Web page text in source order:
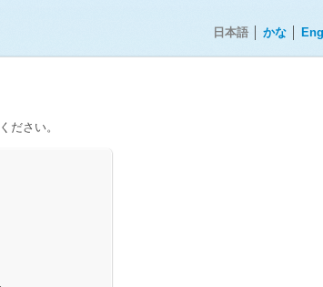
日本語 かな
ださい。